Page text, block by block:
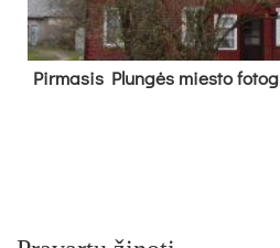
Pir­ma­sis Plun­gės mies­to